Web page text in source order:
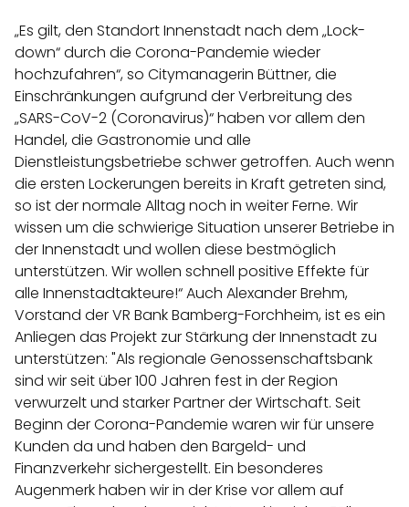
„Es gilt, den Standort Innenstadt nach dem „Lock-
down“ durch die Corona-Pandemie wieder
hochzufahren“, so Citymanagerin Büttner, die
Einschränkungen aufgrund der Verbreitung des
„SARS-CoV-2 (Coronavirus)“ haben vor allem den
Handel, die Gastronomie und alle
Dienstleistungsbetriebe schwer getroffen. Auch wenn
die ersten Lockerungen bereits in Kraft getreten sind,
so ist der normale Alltag noch in weiter Ferne. Wir
wissen um die schwierige Situation unserer Betriebe in
der Innenstadt und wollen diese bestmöglich
unterstützen. Wir wollen schnell positive Effekte für
alle Innenstadtakteure!“ Auch Alexander Brehm,
Vorstand der VR Bank Bamberg-Forchheim, ist es ein
Anliegen das Projekt zur Stärkung der Innenstadt zu
unterstützen: "Als regionale Genossenschaftsbank
sind wir seit über 100 Jahren fest in der Region
verwurzelt und starker Partner der Wirtschaft. Seit
Beginn der Corona-Pandemie waren wir für unsere
Kunden da und haben den Bargeld- und
Finanzverkehr sichergestellt. Ein besonderes
Augenmerk haben wir in der Krise vor allem auf